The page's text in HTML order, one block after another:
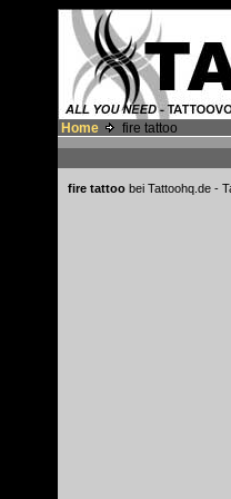
Home fire tattoo
fire tattoo bei Tattoohq.de -